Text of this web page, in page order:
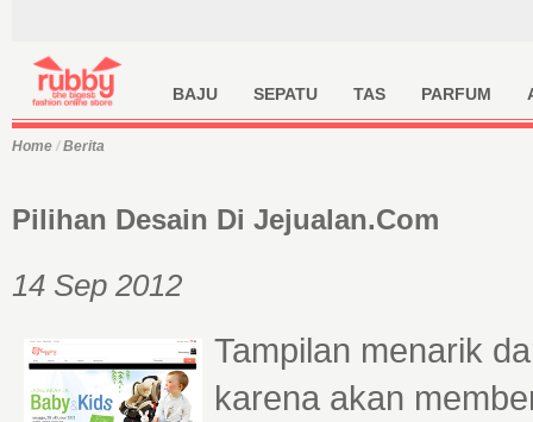
BAJU SEPATU TAS PARFUM
Home /Berita
Pilihan Desain Di Jejualan.com
14 Sep 2012
Tampilan menarik
karena akan